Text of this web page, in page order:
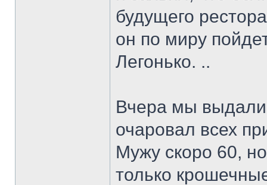
будущего
он по миру
Легонько. ..
Вчера мы
очаровал всех
Мужу скоро 60,
только